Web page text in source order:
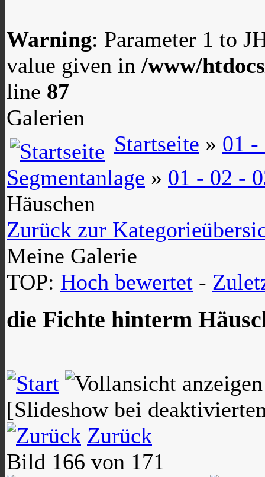
Warning: Parameter 1 to
value given in /www/
line 87
Galerien
Startseite » 01 -
Segmentanlage » 01 - 02 -
Häuschen
Zurück zur
Meine Galerie
TOP: Hoch bewertet -
die Fichte hinterm
[Slideshow bei
Zurück
Bild 166 von 171